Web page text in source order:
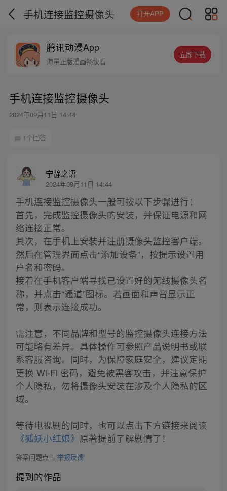
手机连接监控摄像头 打开APP
腾讯动漫App
海量正版漫画畅快看
立即下载
手机连接监控摄像头
2024年09月11日 14:44
1个回答
宁静之语
2024年09月11日 14:44
手机连接监控摄像头一般可按以下步骤进行：
首先，完成监控摄像头的安装，并保证电源和网
络连接正常。
其次，在手机上安装并注册摄像头监控客户端。
然后在管理界面点击“添加设备”，按提示设置用
户名和密码。
接着在手机客户端寻找已设置好的无线摄像头名
称，并点击“通道”图标。若画面和声音显示正
常，则表示连接成功。
需注意，不同品牌和型号的监控摄像头连接方法
可能略有差异。具体操作可参照产品说明书或联
系客服咨询。同时，为保障家庭安全，建议定期
更换 Wi-Fi 密码，避免被黑客攻击，并注意保护
个人隐私，勿将摄像头安装在涉及个人隐私的区
域。
等待电视剧的同时，也可以点击下方链接来阅读
《狐妖小红娘》 原著提前了解剧情了！
答案问题点击 举报反馈
提到的作品